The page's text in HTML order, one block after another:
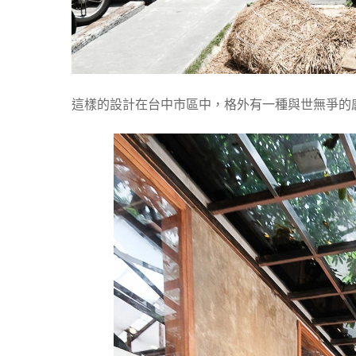
這樣的設計在台中市區中，格外有一種與世無爭的